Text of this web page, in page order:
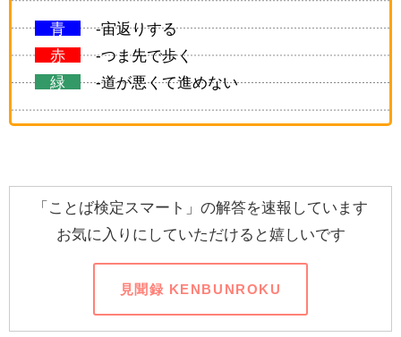
青
-宙返りする
赤
-つま先で歩く
緑
-道が悪くて進めない
「ことば検定スマート」の解答を速報しています
お気に入りにしていただけると嬉しいです
見聞録 KENBUNROKU